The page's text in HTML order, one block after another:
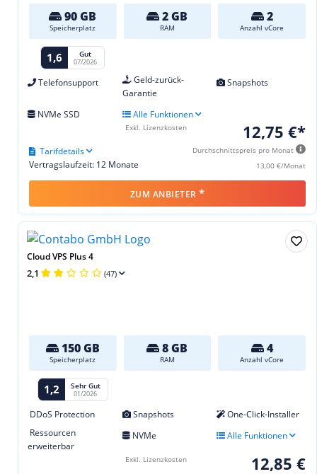
90 GB
Speicherplatz
2 GB
RAM
2
Anzahl vCore
1,6 Gut
07/2026
Telefonsupport
Geld-zurück-
Garantie
Snapshots
NVMe SSD Alle Funktionen
12,75 €*
Durchschnittspreis pro Monat
13,00 €/Monat
Vertragslaufzeit: 12 Monate
Tarifdetails
Exkl. Lizenzkosten
ZUM ANBIETER *
Cloud VPS Plus 4
2,1 (47)
150 GB
Speicherplatz
8 GB
RAM
4
Anzahl vCore
1,2 Sehr Gut
01/2026
DDoS Protection Snapshots
One-Click-Installer
Ressourcen
erweiterbar
NVMe Alle Funktionen
12,85 €
Exkl. Lizenzkosten